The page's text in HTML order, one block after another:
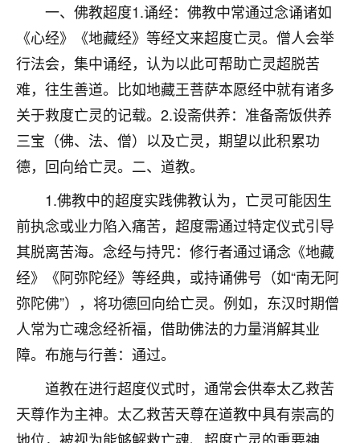
一、佛教超度1.诵经：佛教中常通过念诵诸如
《心经》《地藏经》等经文来超度亡灵。僧人会举
行法会，集中诵经，认为以此可帮助亡灵超脱苦
难，往生善道。比如地藏王菩萨本愿经中就有诸多
关于救度亡灵的记载。2.设斋供养：准备斋饭供养
三宝（佛、法、僧）以及亡灵，期望以此积累功
德，回向给亡灵。二、道教。
1.佛教中的超度实践佛教认为，亡灵可能因生
前执念或业力陷入痛苦，超度需通过特定仪式引导
其脱离苦海。念经与持咒：修行者通过诵念《地藏
经》《阿弥陀经》等经典，或持诵佛号（如“南无阿
弥陀佛”），将功德回向给亡灵。例如，东汉时期僧
人常为亡魂念经祈福，借助佛法的力量消解其业
障。布施与行善：通过。
道教在进行超度仪式时，通常会供奉太乙救苦
天尊作为主神。太乙救苦天尊在道教中具有崇高的
我身体不太好，总是病病殃殃的，去检查又没什么大
问题，反正就是不舒服。中医西医看遍了，找不到问
题，后来无意中看到有人推荐慧来老师，跟老师聊过
之后，心情豁然开朗，也听老师建议，处理了一些因
果问题。今年以来，身体比以前好多，主要是心情好
了，老师说境随心转，现在深有体会了。
鹿森 ：是的，其实跟老师聊过之后，最大的感
触，首先就是心态会变好，万般皆是命，半点
不由人！
1天前 来自四川 9
金白水清
我也想找老师看看，有没有人给个联系方式的啊？
鹿森：慧来老师微信：gjsy0624
1天前 来自江西
青春168
我也想要，我也想要！
2天前 来自山西 15